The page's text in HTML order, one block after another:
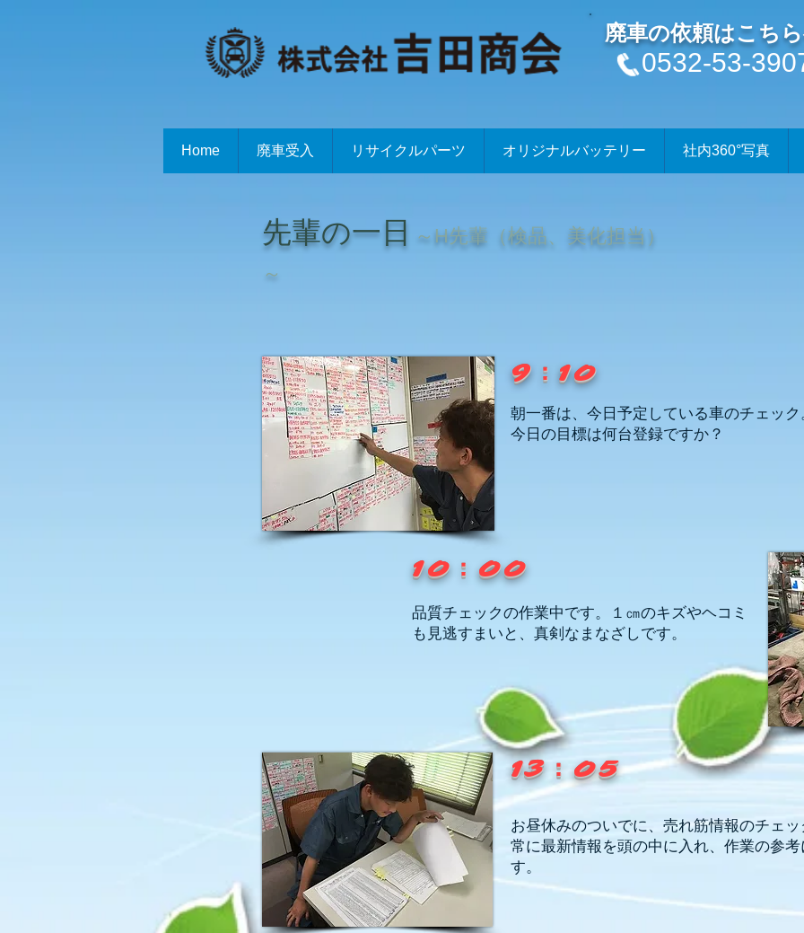
廃車の依頼はこち
0532-53-
先輩の一日 ～H先輩（検品、美化担当）
～
9：10
朝一番は、今日予定している車のチェック
​今日の目標は何台登録ですか？
10：00
品質チェックの作業中です。１㎝のキズやヘコミ
も見逃すまいと、真剣なまなざしです。
​13：05
お昼休みのついでに、売れ筋情報のチェ
常に最新情報を頭の中に入れ、作業の参
す。
Home 廃車受入 リサイクルパーツ オリジナルバッテリー 社内360°写真